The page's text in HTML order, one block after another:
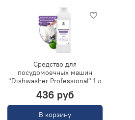
Средство для
посудомоечных машин
"Dishwasher Professional" 1 л
436 руб
В корзину